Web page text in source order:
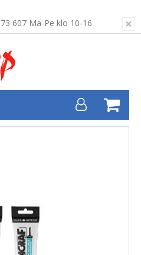
×
607 Ma-Pe klo 10-16